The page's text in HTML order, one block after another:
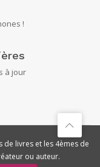
!
à jour
de livres et les 4èmes de
ou auteur.